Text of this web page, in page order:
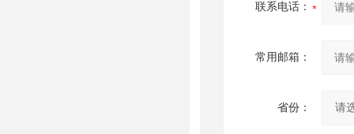
联系电话：
常用邮箱：
省份：